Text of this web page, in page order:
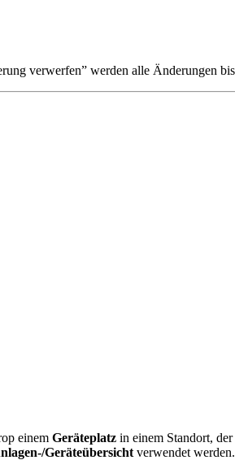
verwerfen” werden alle Änderungen
einem Geräteplatz in einem Standort,
Geräteübersicht verwendet werden.